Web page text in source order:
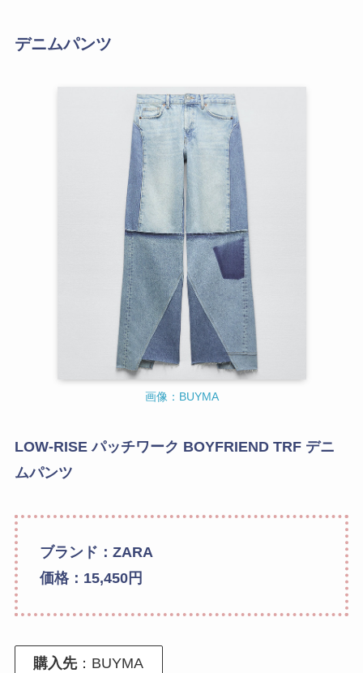
デニムパンツ
画像：BUYMA
LOW-RISE パッチワーク BOYFRIEND TRF デニ
ムパンツ
ブランド：ZARA
価格：15,450円
購入先：BUYMA